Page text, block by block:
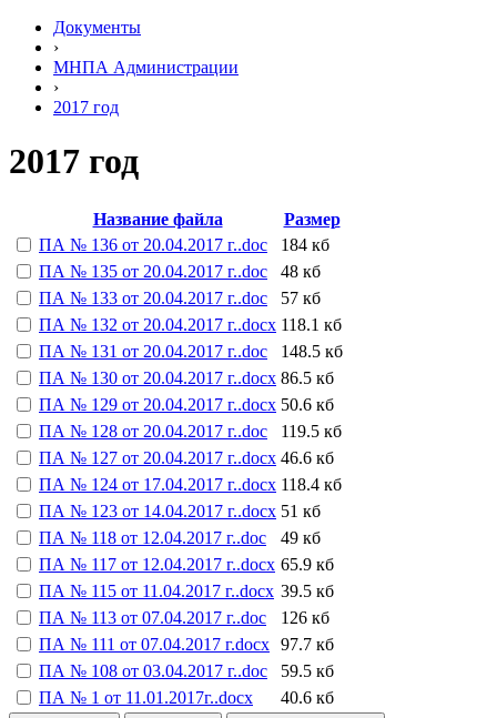
Документы
›
МНПА Администрации
›
2017 год
2017 год
Название файла
Размер
ПА № 136 от 20.04.2017 г..doc
184 кб
ПА № 135 от 20.04.2017 г..doc
48 кб
ПА № 133 от 20.04.2017 г..doc
57 кб
ПА № 132 от 20.04.2017 г..docx 118.1 кб
ПА № 131 от 20.04.2017 г..doc
148.5 кб
ПА № 130 от 20.04.2017 г..docx 86.5 кб
ПА № 129 от 20.04.2017 г..docx 50.6 кб
ПА № 128 от 20.04.2017 г..doc
119.5 кб
ПА № 127 от 20.04.2017 г..docx 46.6 кб
ПА № 124 от 17.04.2017 г..docx 118.4 кб
ПА № 123 от 14.04.2017 г..docx 51 кб
ПА № 118 от 12.04.2017 г..doc
49 кб
ПА № 117 от 12.04.2017 г..docx 65.9 кб
ПА № 115 от 11.04.2017 г..docx 39.5 кб
ПА № 113 от 07.04.2017 г..doc
126 кб
ПА № 111 от 07.04.2017 г.docx 97.7 кб
ПА № 108 от 03.04.2017 г..doc
59.5 кб
ПА № 1 от 11.01.2017г..docx
40.6 кб